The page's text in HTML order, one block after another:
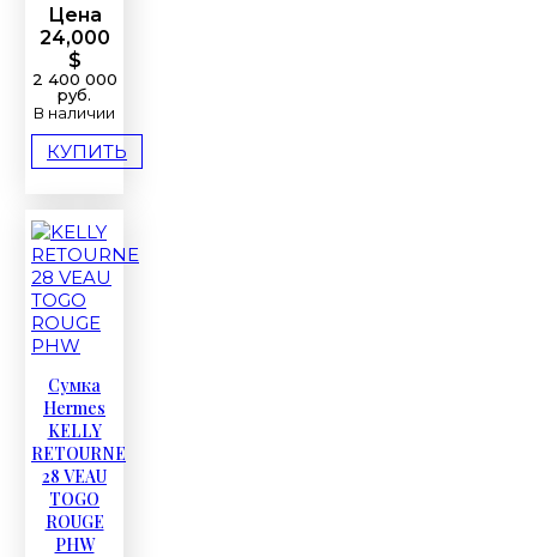
Цена
24,000
$
2 400 000
руб.
В наличии
КУПИТЬ
Сумка
Hermes
KELLY
RETOURNE
28 VEAU
TOGO
ROUGE
PHW